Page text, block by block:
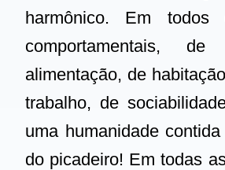
harmônico. Em todos
comportamentais,
alimentação, de
trabalho, de
uma humanidade
do picadeiro! Em todas